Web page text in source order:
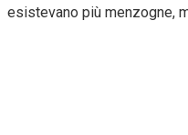
esistevano più menzogne,